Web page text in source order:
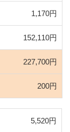
1,170円
152,110円
227,700円
200円
5,520円